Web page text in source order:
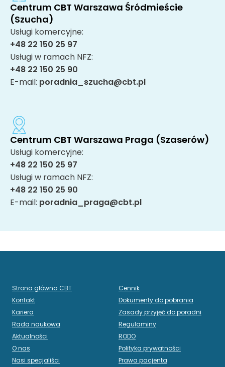
Centrum CBT Warszawa Śródmieście
(Szucha)
Usługi komercyjne:
+48 22 150 25 97
Usługi w ramach NFZ:
+48 22 150 25 90
E-mail: poradnia_szucha@cbt.pl
Centrum CBT Warszawa Praga (Szaserów)
Usługi komercyjne:
+48 22 150 25 97
Usługi w ramach NFZ:
+48 22 150 25 90
E-mail: poradnia_praga@cbt.pl
Strona główna CBT
Kontakt
Kariera
Rada naukowa
Aktualności
O nas
Nasi specjaliści
Cennik
Dokumenty do pobrania
Zasady przyjęć do poradni
Regulaminy
RODO
Polityka prywatności
Prawa pacjenta